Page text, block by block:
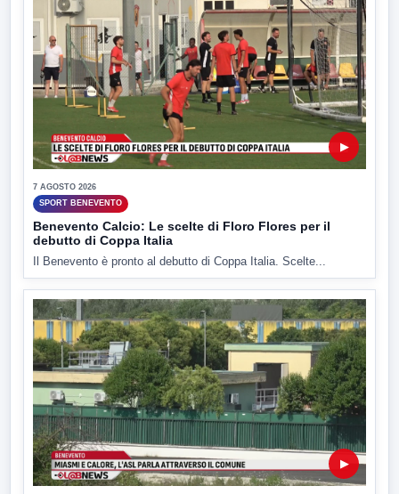
▶
7 AGOSTO 2026
SPORT BENEVENTO
Benevento Calcio: Le scelte di Floro Flores per il
debutto di Coppa Italia
Il Benevento è pronto al debutto di Coppa Italia. Scelte...
▶